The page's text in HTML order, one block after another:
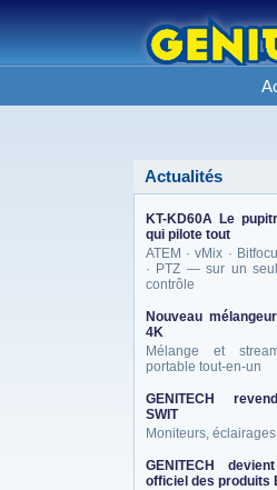
Actualités
KT-KD60A Le
qui pilote tout
ATEM · vMix ·
· PTZ — sur un
contrôle
Nouveau
4K
Mélange et
portable tout-en-un
GENITECH
SWIT
Moniteurs,
GENITECH
officiel des produits